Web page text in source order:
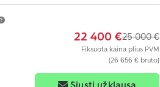
22 400 €25 000 €
Fiksuota kaina plius PVM
(26 656 € bruto)
Siųsti užklausą